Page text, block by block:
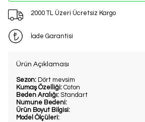
2000 TL Üzeri Ücretsiz Kargo
İade Garantisi
Ürün Açıklaması
Sezon: Dört mevsim
Kumaş Özelliği: Coton
Beden Aralığı: Standart
Numune Bedeni:
Ürün Boyut Bilgisi:
Model Ölçüleri:
Kayıt Ol